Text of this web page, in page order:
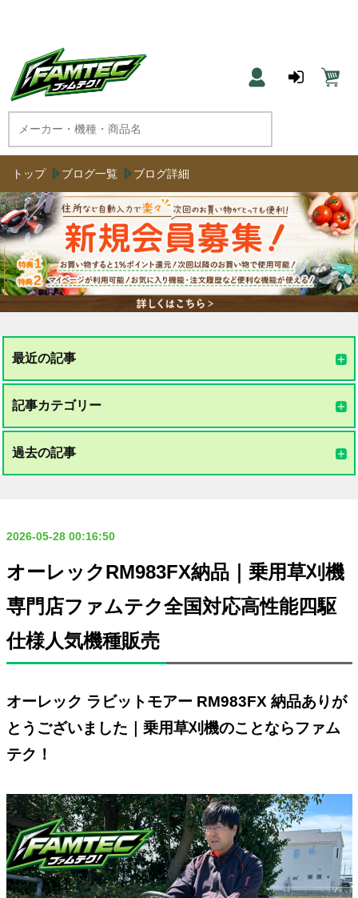
トップ ブログ一覧 ブログ詳細
最近の記事
記事カテゴリー
過去の記事
2026-05-28 00:16:50
オーレックRM983FX納品｜乗用草刈機
専門店ファムテク全国対応高性能四駆
仕様人気機種販売
オーレック ラビットモアー RM983FX 納品ありが
とうございました｜乗用草刈機のことならファム
テク！